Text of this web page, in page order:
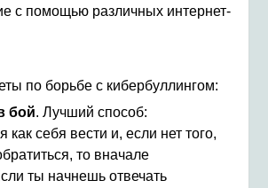
с помощью различных интернет-
по борьбе с кибербуллингом:
бой. Лучший способ:
как себя вести и, если нет того,
то вначале
ты начнешь отвечать